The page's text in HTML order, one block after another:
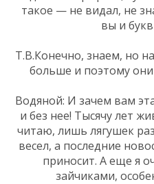
такое — не видал, не
вы и
Т.В.Конечно, знаем, но
больше и поэтому
Водяной: И зачем вам
и без нее! Тысячу лет
читаю, лишь лягушек
весел, а последние
приносит. А еще я
зайчиками,